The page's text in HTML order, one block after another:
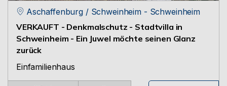
Aschaffenburg / Schweinheim - Schweinheim
VERKAUFT - Denkmalschutz - Stadtvilla in
Schweinheim - Ein Juwel möchte seinen Glanz
zurück
Einfamilienhaus